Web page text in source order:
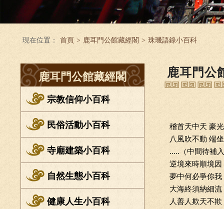
現在位置： 首頁 > 鹿耳門公館藏經閣 > 珠璣語錄小百科
鹿耳門公館藏經閣
宗教信仰小百科
民俗活動小百科
寺廟建築小百科
自然生態小百科
健康人生小百科
鹿耳門公
稽首天中天 豪
八風吹不動 端
.....（中間待補
逆境來時順境
夢中何必爭你
大海終須納細
人善人欺天不